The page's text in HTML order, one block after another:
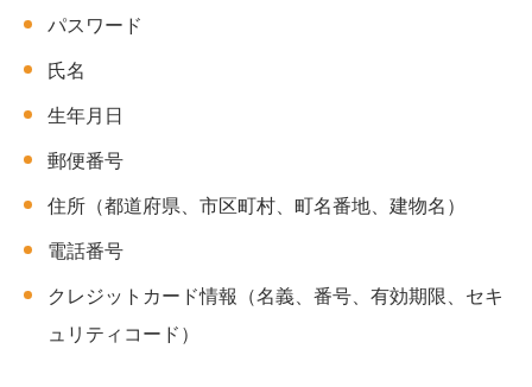
パスワード
氏名
生年月日
郵便番号
住所（都道府県、市区町村、町名番地、建物名）
電話番号
クレジットカード情報（名義、番号、有効期限、セキ
ュリティコード）